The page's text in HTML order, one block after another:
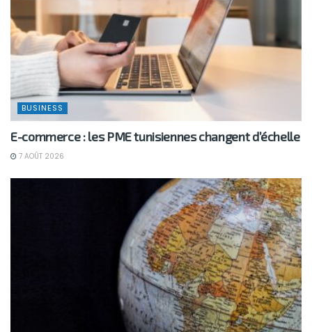
BUSINESS
E-commerce : les PME tunisiennes changent d’échelle
7 AOÛT 2026